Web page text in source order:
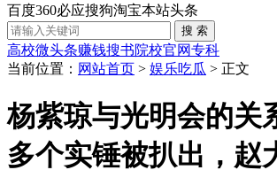
百度360必应搜狗淘宝本站头条
高校微头条赚钱搜书院校官网专科
当前位置： 网站首页 > 娱乐吃瓜 > 正文
杨紫琼与光明会的关
多个实锤被扒出，赵